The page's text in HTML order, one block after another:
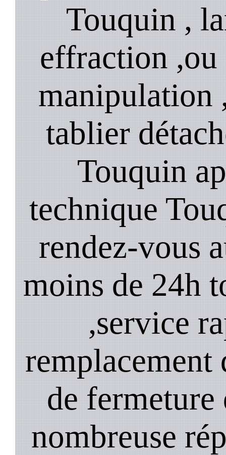
Touquin ,
effraction ,ou
manipulation
tablier
Touquin
technique
rendez-vous
moins de 24h
,service
remplacement
de
nombreuse